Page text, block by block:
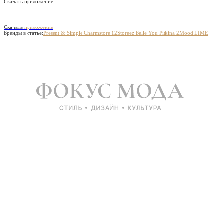
Скачать приложение
Скачать приложение
Бренды в статье:Present & Simple Charmstore 12Storeez Belle You Pitkina 2Mood LIME